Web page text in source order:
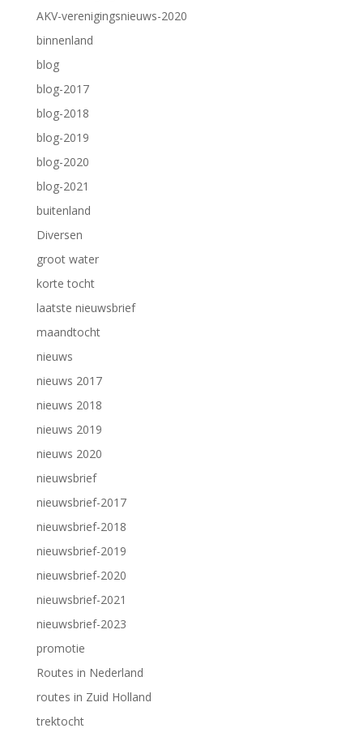
AKV-verenigingsnieuws-2020
binnenland
blog
blog-2017
blog-2018
blog-2019
blog-2020
blog-2021
buitenland
Diversen
groot water
korte tocht
laatste nieuwsbrief
maandtocht
nieuws
nieuws 2017
nieuws 2018
nieuws 2019
nieuws 2020
nieuwsbrief
nieuwsbrief-2017
nieuwsbrief-2018
nieuwsbrief-2019
nieuwsbrief-2020
nieuwsbrief-2021
nieuwsbrief-2023
promotie
Routes in Nederland
routes in Zuid Holland
trektocht